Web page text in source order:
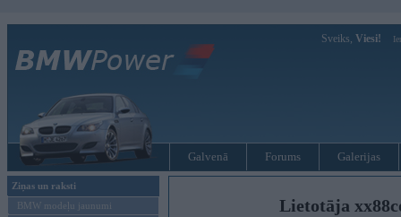
Sveiks, Viesi!
Galvenā Forums Galerijas
Ziņas un raksti
BMW modeļu jaunumi
Lietotāja